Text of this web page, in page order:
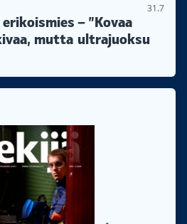
31.7
– ”Kovaa
mutta ultrajuoksu